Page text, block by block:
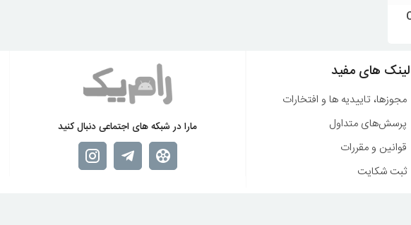
لینک های مفید
مجوزها، تاییدیه ها و افتخارات
پرسش‌های متداول
قوانین و مقررات
ثبت شکایت
مارا در شبکه های اجتماعی دنبال کنید